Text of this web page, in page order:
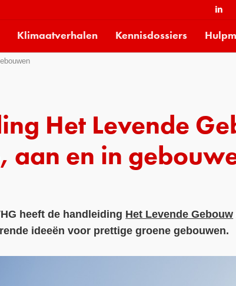
Klimaatverhalen Kennisdossiers
Het Levende
aan en in
heeft de handleiding Het Levende Gebouw
ideeën voor prettige groene gebouwen.